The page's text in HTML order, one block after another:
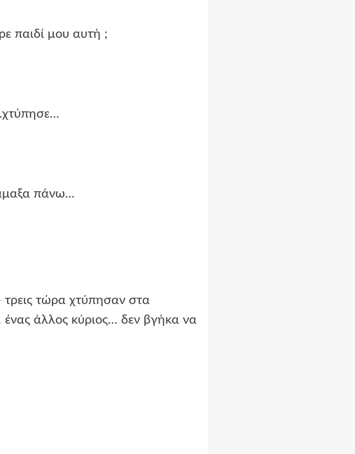
παιδί μου αυτή ;
πάνω…
τώρα χτύπησαν στα
ένας άλλος κύριος… δεν βγήκα να